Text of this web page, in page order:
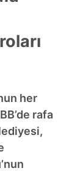
her
rafa